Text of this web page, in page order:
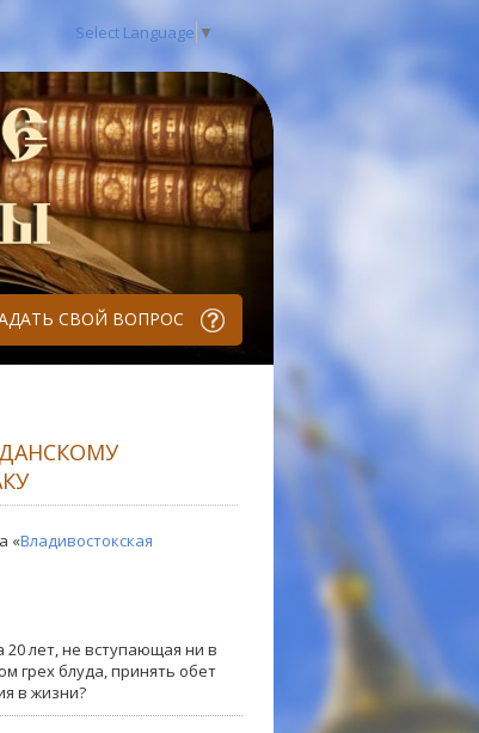
Select Language ▼
СВОЙ ВОПРОС
«Владивостокская
лет, не вступающая ни в
грех блуда, принять обет
в жизни?